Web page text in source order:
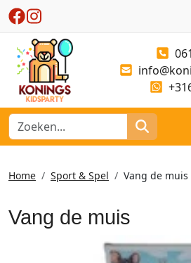
Home Sport & Spel Vang de muis
Vang de muis